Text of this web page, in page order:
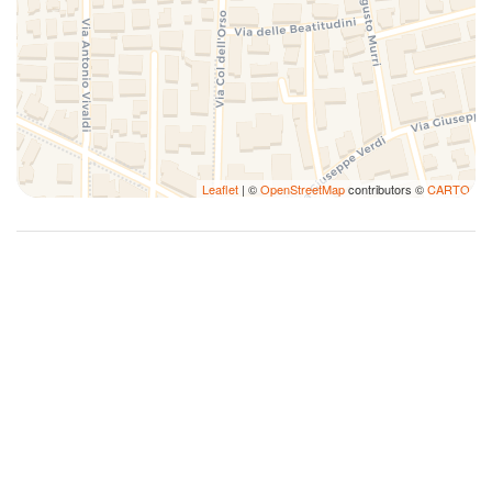
Leaflet | ©OpenStreetMapcontributors ©CARTO